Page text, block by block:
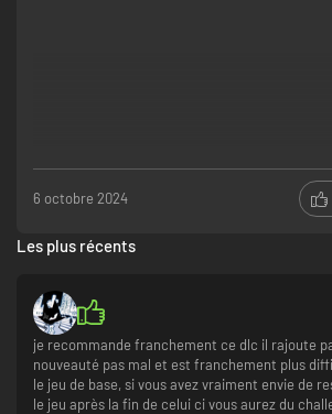
6 octobre 2024
Les plus récents
je recommande franchement ce dlc il rajoute
nouveauté pas mal et est franchement plus
le jeu de base, si vous avez vraiment envie de
le jeu après la fin de celui ci vous aurez du